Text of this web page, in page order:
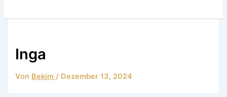
Inga
Von Bekim/ Dezember 13, 2024